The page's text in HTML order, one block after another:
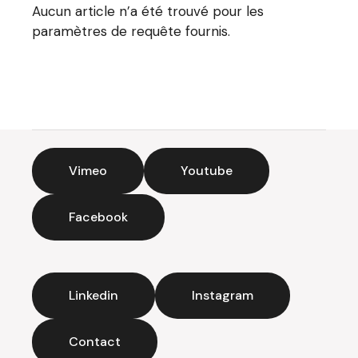
Aucun article n’a été trouvé pour les
paramètres de requête fournis.
Vimeo Youtube
Facebook
Linkedin Instagram
Contact